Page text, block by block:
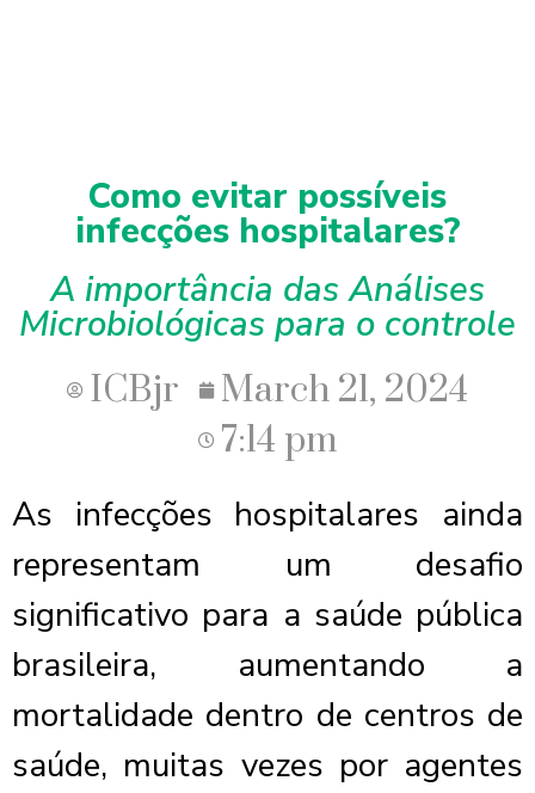
Como evitar possíveis
infecções hospitalares?
A importância das Análises
Microbiológicas para o controle
ICBjr
March 21, 2024
7:14 pm
As infecções hospitalares ainda
representam um desafio
significativo para a saúde pública
brasileira, aumentando a
mortalidade dentro de centros de
saúde, muitas vezes por agentes